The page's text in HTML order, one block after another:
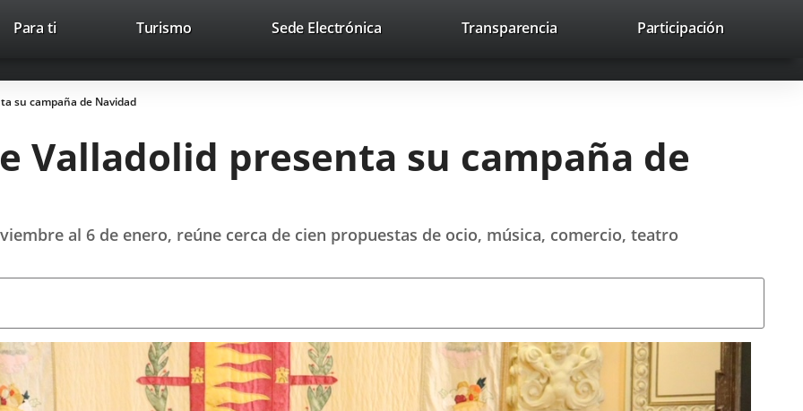
Trabaja con nosotros Contacto avaHeaderSocial
Link
external
Link
external
Link
external
Search
Para ti TurismoThis
open
pop-
up
window.
Sede ElectrónicaLink
application.
Transparencia Participación
su campaña de Navidad
Valladolid presenta su campaña de
al 6 de enero, reúne cerca de cien propuestas de ocio, música, comercio, teatro